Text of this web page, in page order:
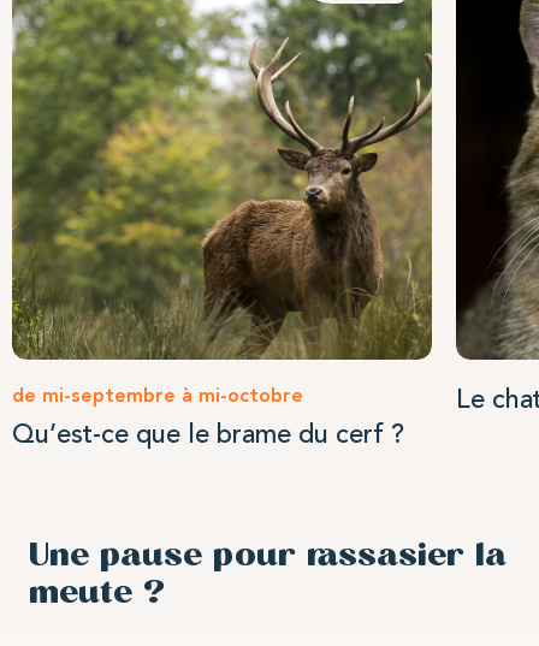
de mi-septembre à mi-octobre
Qu’est-ce que le brame du cerf ?
Le
Une pause pour rassasier la
meute ?